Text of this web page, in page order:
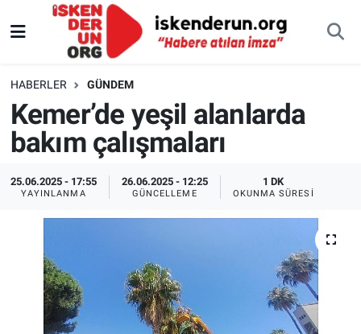
HABERLER GÜNDEM
Kemer’de yeşil alanlarda
bakım çalışmaları
25.06.2025 - 17:55
YAYINLANMA
26.06.2025 - 12:25
GÜNCELLEME
1 DK
OKUNMA SÜRESI